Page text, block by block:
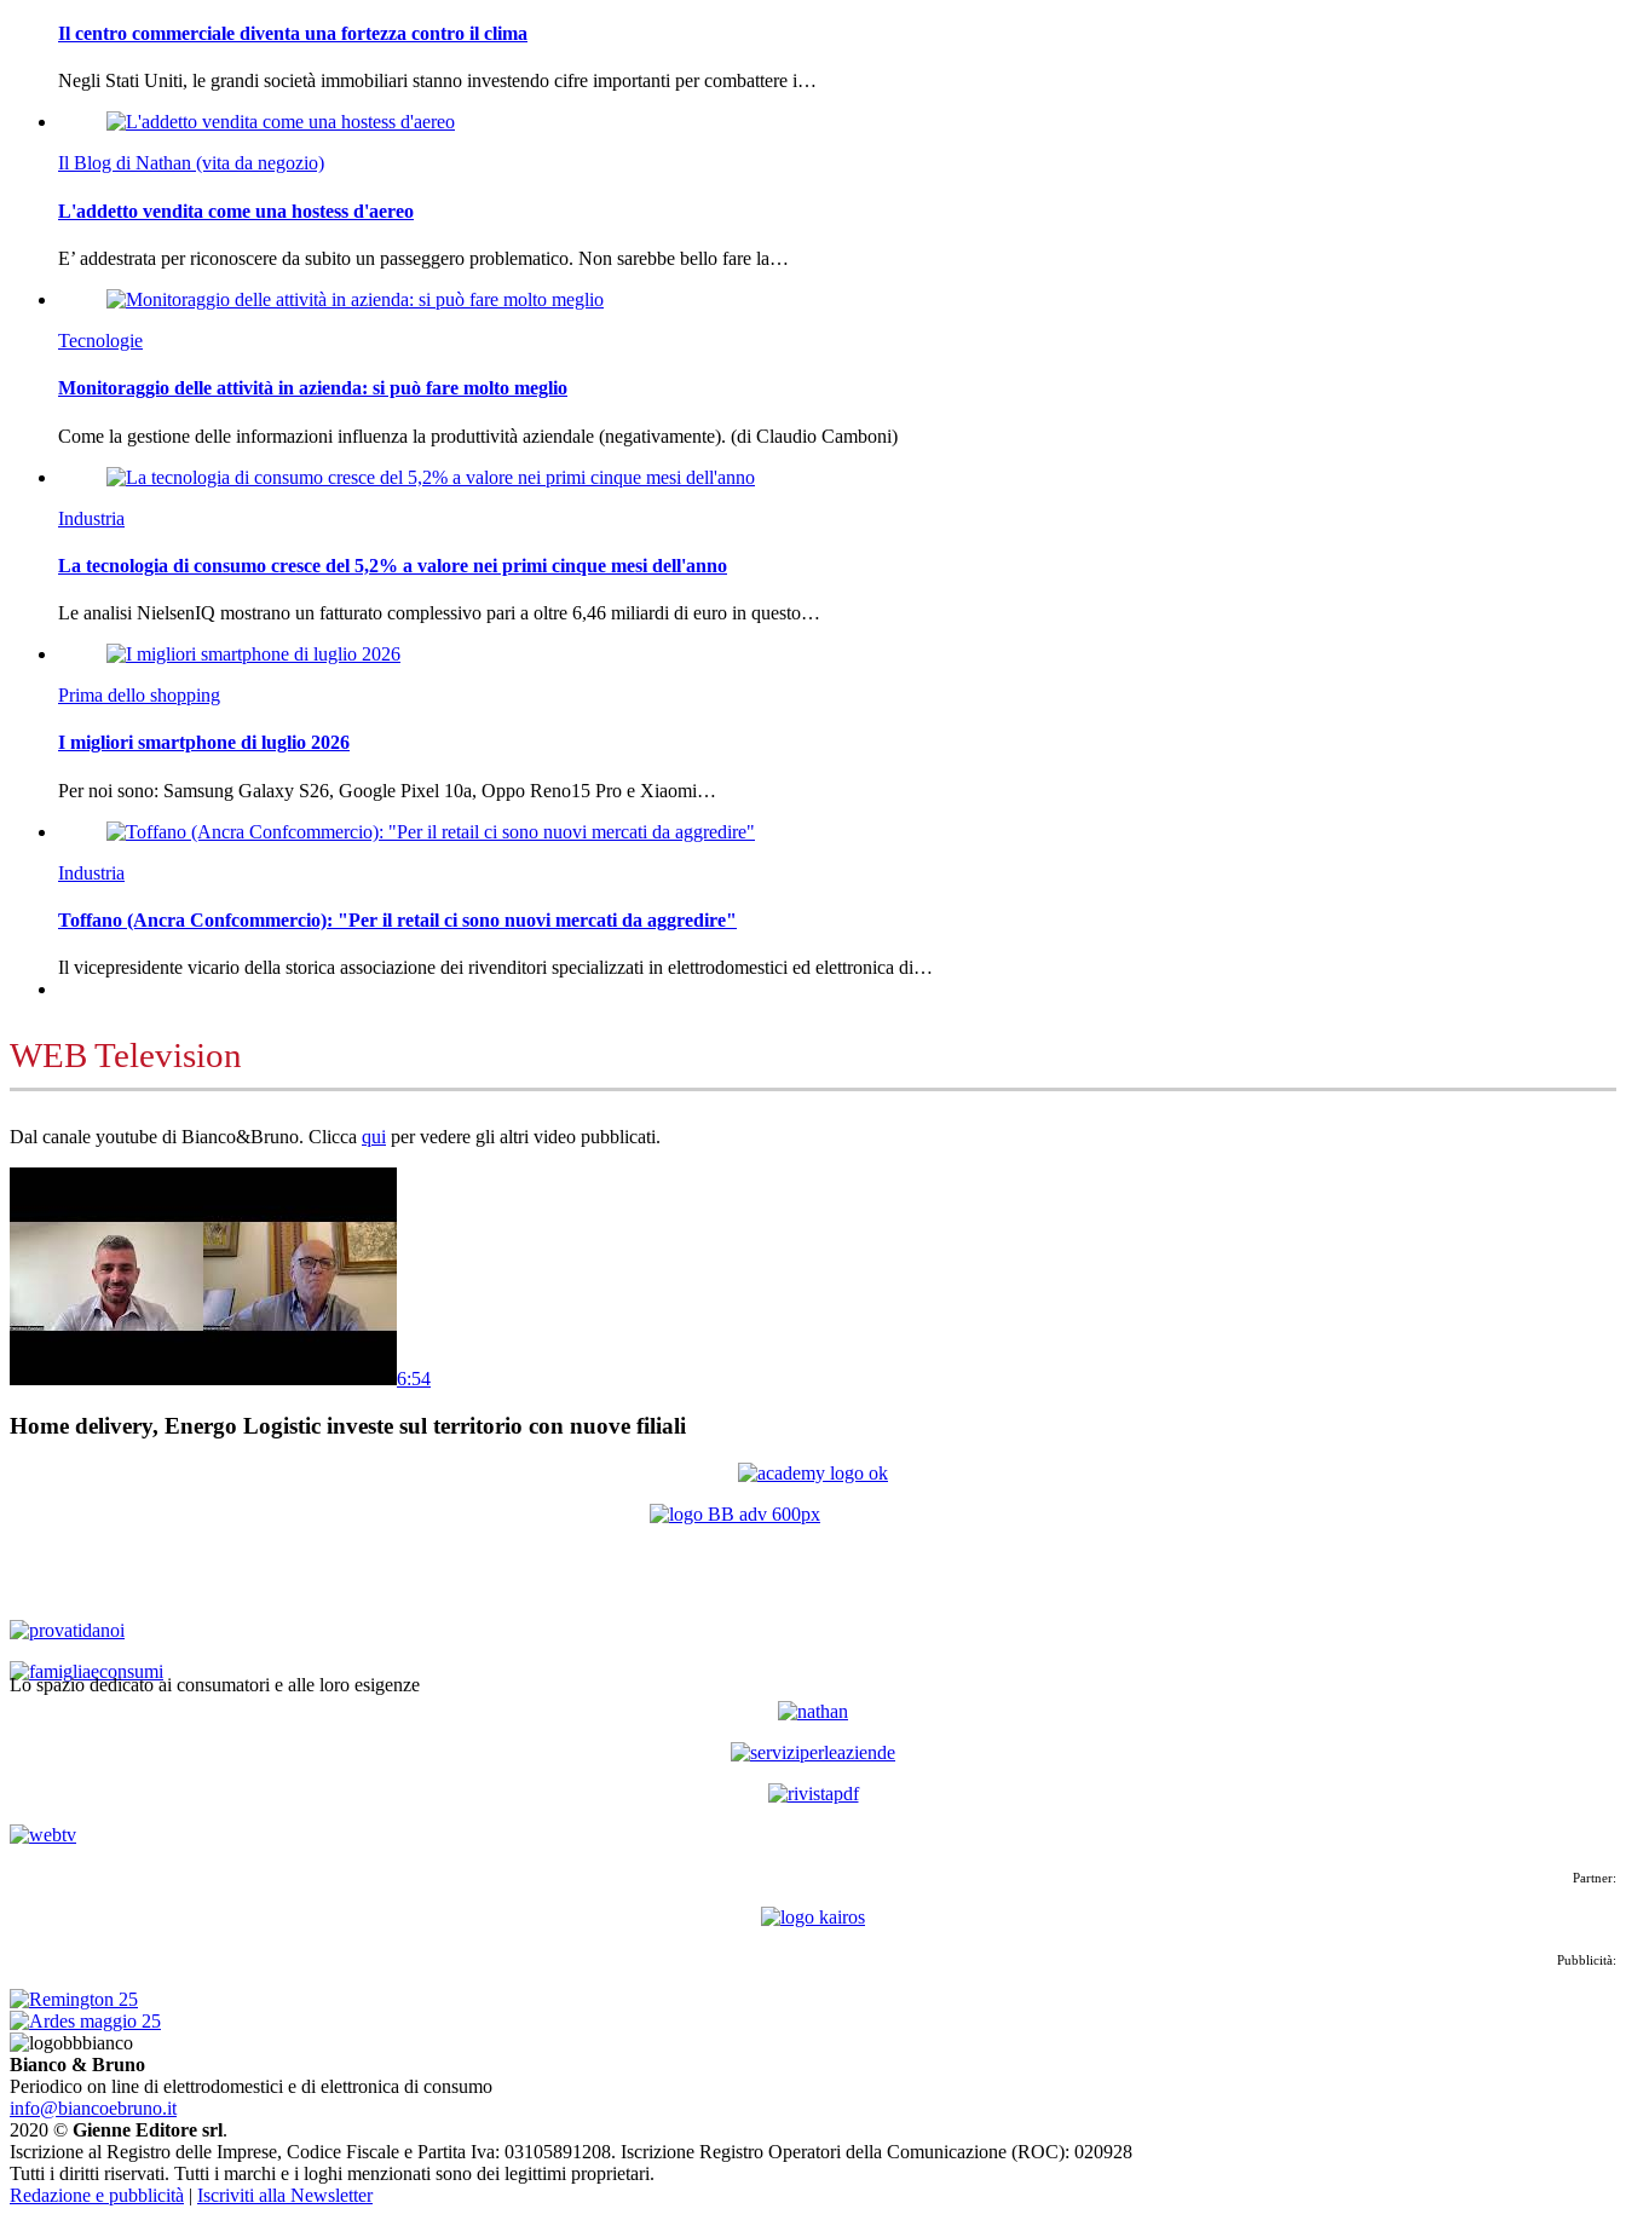
Il centro commerciale diventa una fortezza contro il clima
Negli Stati Uniti, le grandi società immobiliari stanno investendo cifre importanti per combattere i…
Il Blog di Nathan (vita da negozio)
L'addetto vendita come una hostess d'aereo
E’ addestrata per riconoscere da subito un passeggero problematico. Non sarebbe bello fare la…
Tecnologie
Monitoraggio delle attività in azienda: si può fare molto meglio
Come la gestione delle informazioni influenza la produttività aziendale (negativamente). (di Claudio Camboni)
Industria
La tecnologia di consumo cresce del 5,2% a valore nei primi cinque mesi dell'anno
Le analisi NielsenIQ mostrano un fatturato complessivo pari a oltre 6,46 miliardi di euro in questo…
Prima dello shopping
I migliori smartphone di luglio 2026
Per noi sono: Samsung Galaxy S26, Google Pixel 10a, Oppo Reno15 Pro e Xiaomi…
Industria
Toffano (Ancra Confcommercio): "Per il retail ci sono nuovi mercati da aggredire"
Il vicepresidente vicario della storica associazione dei rivenditori specializzati in elettrodomestici ed elettronica di…
WEB Television
Dal canale youtube di Bianco&Bruno. Clicca qui per vedere gli altri video pubblicati.
6:54
Home delivery, Energo Logistic investe sul territorio con nuove filiali
Lo spazio dedicato ai consumatori e alle loro esigenze
Partner:
Pubblicità:
Bianco & Bruno
Periodico on line di elettrodomestici e di elettronica di consumo
info@biancoebruno.it
2020 © Gienne Editore srl.
Iscrizione al Registro delle Imprese, Codice Fiscale e Partita Iva: 03105891208. Iscrizione Registro Operatori della Comunicazione (ROC): 020928
Tutti i diritti riservati. Tutti i marchi e i loghi menzionati sono dei legittimi proprietari.
Redazione e pubblicità | Iscriviti alla Newsletter